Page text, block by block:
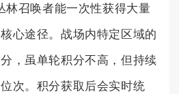
林召唤者能一次性获得大量
心途径。战场内特定区域的
，虽单轮积分不高，但持续
次。积分获取后会实时统